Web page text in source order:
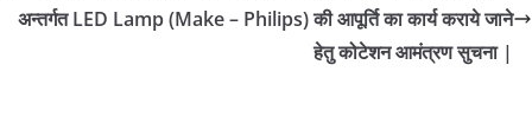
अन्तर्गत LED Lamp (Make – Philips) की आपूर्ति का कार्य कराये जाने
हेतु कोटेशन आमंत्रण सुचना |